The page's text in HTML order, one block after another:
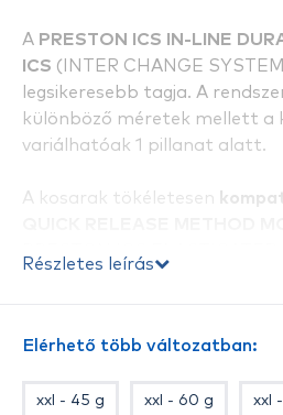
A PRESTON ICS IN-LINE
ICS (INTER CHANGE
legsikeresebb tagja. A
különböző méretek mellett a
variálhatóak 1 pillanat alatt.
A kosarak tökéletesen
számára.
Részletes leírás
Elérhető több változatban:
xxl - 45 g xxl - 60 g xxl